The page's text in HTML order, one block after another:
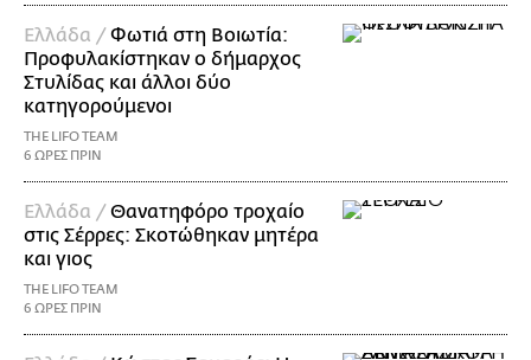
Ελλάδα /Φωτιά στη Βοιωτία:
Προφυλακίστηκαν ο δήμαρχος
Στυλίδας και άλλοι δύο
κατηγορούμενοι
THE LIFO TEAM
6 ΩΡΕΣ ΠΡΙΝ
Ελλάδα /Θανατηφόρο τροχαίο
στις Σέρρες: Σκοτώθηκαν μητέρα
και γιος
THE LIFO TEAM
6 ΩΡΕΣ ΠΡΙΝ